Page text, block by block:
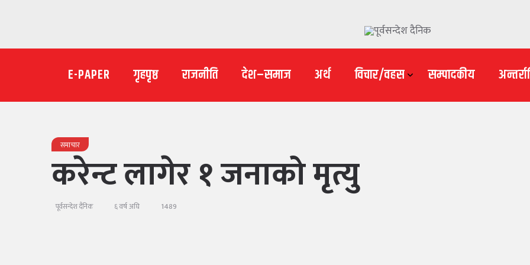
E-PAPER गृहपृष्ठ राजनीति देश–समाज अर्थ विचार/वहस सम्पादकीय
समाचार
करेन्ट लागेर १ जनाको मृत्यु
पूर्वसन्देश दैनिक ६ वर्ष अघि 1489